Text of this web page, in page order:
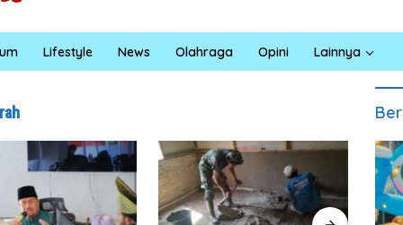
Lifestyle News Olahraga Opini Lainnya